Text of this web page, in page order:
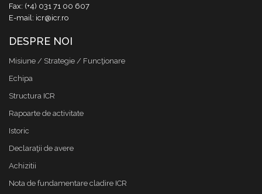
Fax: (+4) 031 71 00 607
E-mail: icr@icr.ro
DESPRE NOI
Misiune / Strategie / Funcţionare
Echipa
Structura ICR
Rapoarte de activitate
Istoric
Declaraţii de avere
Achizitii
Nota de fundamentare cladire ICR